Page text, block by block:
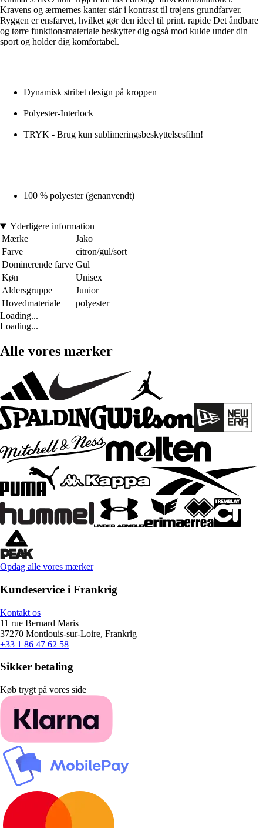
Kravens og ærmernes kanter står i kontrast til trøjens grundfarver.
Ryggen er ensfarvet, hvilket gør den ideel til print. rapide Det åndbare
og tørre funktionsmateriale beskytter dig også mod kulde under din
sport og holder dig komfortabel.
Dynamisk stribet design på kroppen
Polyester-Interlock
TRYK - Brug kun sublimeringsbeskyttelsesfilm!
100 % polyester (genanvendt)
Yderligere information
Mærke
Jako
Farve
citron/gul/sort
Dominerende farve Gul
Køn
Unisex
Aldersgruppe
Junior
Hovedmateriale
polyester
Loading...
Loading...
Alle vores mærker
Opdag alle vores mærker
Kundeservice i Frankrig
Kontakt os
11 rue Bernard Maris
37270 Montlouis-sur-Loire, Frankrig
+33 1 86 47 62 58
Sikker betaling
Køb trygt på vores side